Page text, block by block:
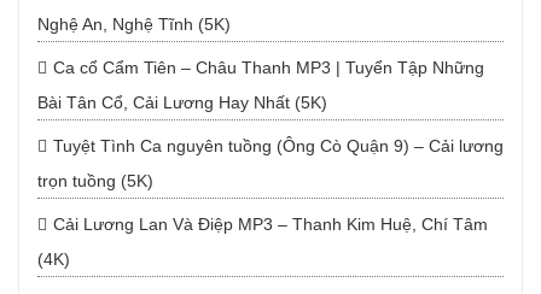
Nghệ An, Nghệ Tĩnh (5K)
Ca cổ Cẩm Tiên – Châu Thanh MP3 | Tuyển Tập Những
Bài Tân Cổ, Cải Lương Hay Nhất (5K)
Tuyệt Tình Ca nguyên tuồng (Ông Cò Quận 9) – Cải lương
trọn tuồng (5K)
Cải Lương Lan Và Điệp MP3 – Thanh Kim Huệ, Chí Tâm
(4K)